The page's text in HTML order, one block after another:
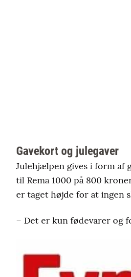
Gavekort og julegaver
Julehjælpen gives i form af
til Rema 1000 på 800
er taget højde for at ingen
– Det er kun fødevarer og